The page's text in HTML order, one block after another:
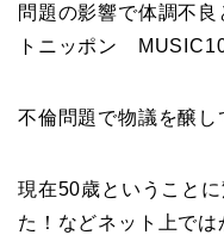
問題の影響で体調不
トニッポン
不倫問題で物議を醸し
現在50歳ということ
た！などネット上では